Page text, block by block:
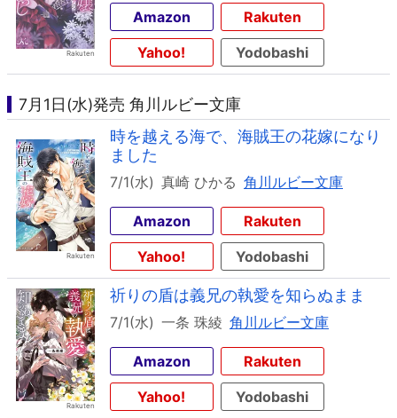
Amazon
Rakuten
Yahoo!
Yodobashi
7月1日(水)発売 角川ルビー文庫
時を越える海で、海賊王の花嫁になり
ました
7/1(水) 真崎 ひかる 角川ルビー文庫
Amazon
Rakuten
Yahoo!
Yodobashi
祈りの盾は義兄の執愛を知らぬまま
7/1(水) 一条 珠綾 角川ルビー文庫
Amazon
Rakuten
Yahoo!
Yodobashi